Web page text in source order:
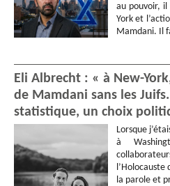
au pouvoir, il
York et
Mamdani. Il
Eli Albrecht : « à New-
de Mamdani sans les
statistique, un choix
Lorsque
à
la parole et